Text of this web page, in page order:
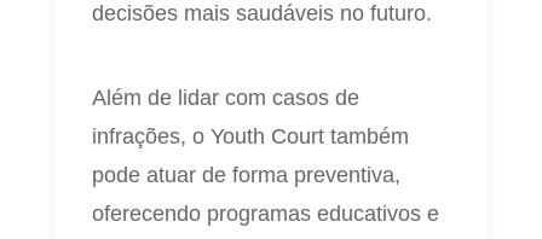
decisões mais saudáveis no futuro.
Além de lidar com casos de
infrações, o Youth Court também
pode atuar de forma preventiva,
oferecendo programas educativos e